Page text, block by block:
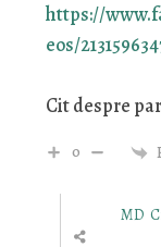
https://
eos/
Cit despre
0
MD